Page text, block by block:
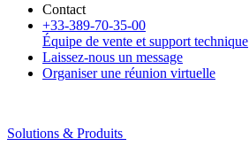
Contact
+33-389-70-35-00
Équipe de vente et support technique
Laissez-nous un message
Organiser une réunion virtuelle
Solutions & Produits